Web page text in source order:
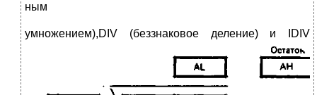
ным
умножением),DIV (беззнаковое деление) и IDIV